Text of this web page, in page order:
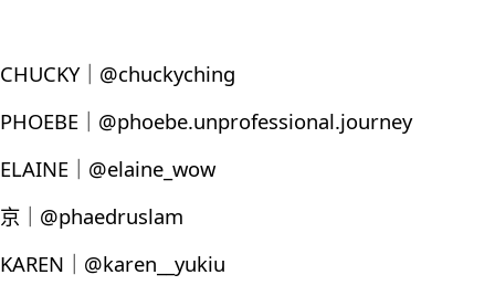
CHUCKY｜@chuckyching
PHOEBE｜@phoebe.unprofessional.journey
ELAINE｜@elaine_wow
京｜@phaedruslam
KAREN｜@karen__yukiu